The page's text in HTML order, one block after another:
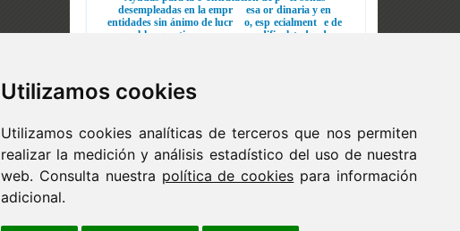
Utilizamos cookies
Utilizamos cookies analíticas de terceros que nos permiten
realizar la medición y análisis estadístico del uso de nuestra
web. Consulta nuestra política de cookies para información
adicional.